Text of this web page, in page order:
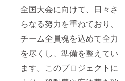
全国大会に向けて、日々さ
らなる努力を重ねており、
チーム全員魂を込めて全力
を尽くし、準備を整えてい
ます。このプロジェクトに